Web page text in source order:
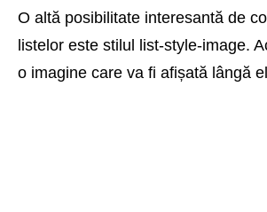
O altă posibilitate interesantă de
listelor este stilul list-style-image.
o imagine care va fi afișată lângă